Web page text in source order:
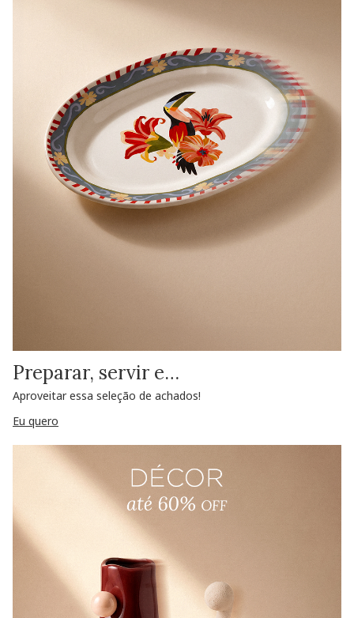
Preparar, servir e…
Aproveitar essa seleção de achados!
Eu quero